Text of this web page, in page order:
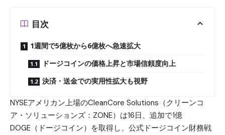
目次
1週間で5億枚から6億枚へ急速拡大
ドージコインの価格上昇と市場信頼度向上
決済・送金での実用性拡大も視野
NYSEアメリカン上場のCleanCore Solutions（クリーンコ
ア・ソリューションズ：ZONE）は16日、追加で1億
DOGE（ドージコイン） を取得し、公式ドージコイン財務戦